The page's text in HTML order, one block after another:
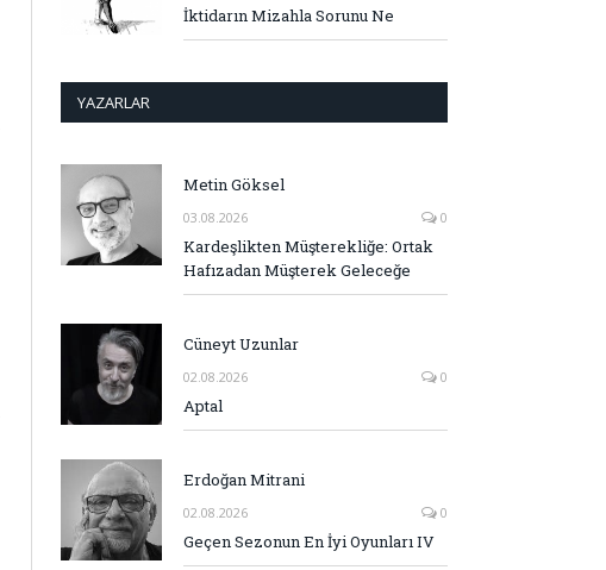
İktidarın Mizahla Sorunu Ne
YAZARLAR
Metin Göksel
03.08.2026 0
Kardeşlikten Müşterekliğe: Ortak
Hafızadan Müşterek Geleceğe
Cüneyt Uzunlar
02.08.2026 0
Aptal
Erdoğan Mitrani
02.08.2026 0
Geçen Sezonun En İyi Oyunları IV